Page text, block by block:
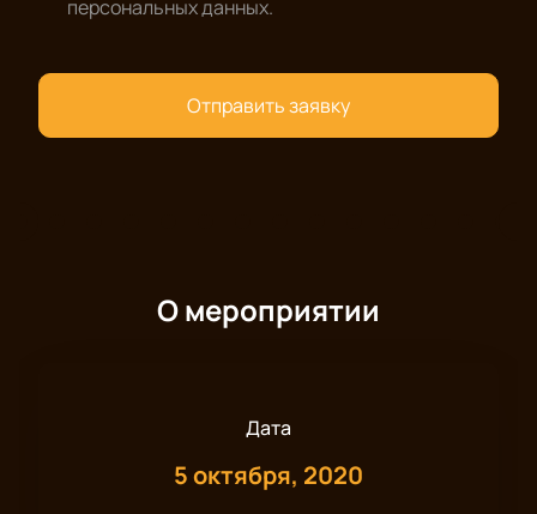
персональных данных.
Отправить заявку
О мероприятии
Дата
5 октября, 2020